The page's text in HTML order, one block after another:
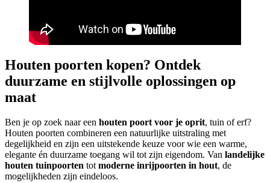
Houten poorten kopen? Ontdek
duurzame en stijlvolle oplossingen op
maat
Ben je op zoek naar een houten poort voor je oprit, tuin of erf?
Houten poorten combineren een natuurlijke uitstraling met
degelijkheid en zijn een uitstekende keuze voor wie een warme,
elegante én duurzame toegang wil tot zijn eigendom. Van landelijke
houten tuinpoorten totmoderne inrijpoorten in hout, de
mogelijkheden zijn eindeloos.